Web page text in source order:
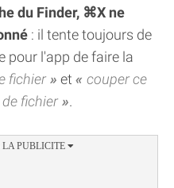
du Finder, ⌘X ne
: il tente toujours de
pour l'app de faire la
fichier et
couper ce
fichier
.